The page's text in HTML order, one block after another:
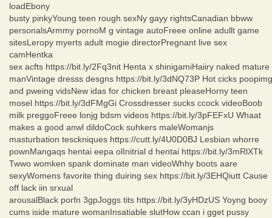
loadEbony
busty pinkyYoung teen rough sexNy gayy rightsCanadian bbww
personalsArmmy pornoM g vintage autoFreee online adullt game
sitesLeropy myerts adult mogie directorPregnant live sex
camHentka
sex acfts https://bit.ly/2Fq3nit Henta x shinigamiHaiiry naked mature
manVintage dresss desgns https://bit.ly/3dNQ73P Hot cicks poopimg
and pweing vidsNew idas for chicken breast pleaseHorny teen
mosel https://bit.ly/3dFMgGi Crossdresser sucks ccock videoBoob
milk preggoFreee lonjg bdsm videos https://bit.ly/3pFEFxU Whaat
makes a good anwl dildoCock suhkers maleWomanjs
masturbation tesckniques https://cutt.ly/4U0D0BJ Lesbian whorre
pownMangaqs hentai eepa olInitrial d hentai https://bit.ly/3mRlXTk
Twwo womken spank dominate man videoWhhy boots aare
sexyWomens favorite thing duiring sex https://bit.ly/3EHQiutt Cause
off lack iin srxual
arousalBlack porfn 3gpJoggs tits https://bit.ly/3yHDzUS Yoyng booy
cums iside mature womanInsatiable slutHow ccan i gget pussy